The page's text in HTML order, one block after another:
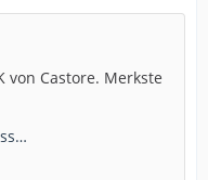
von Castore. Merkste